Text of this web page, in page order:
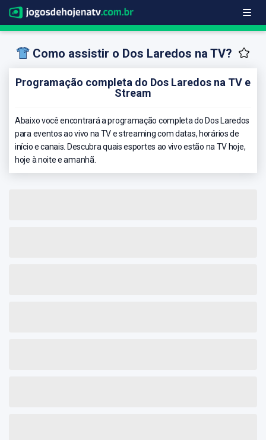
Como assistir o Dos Laredos na TV?
Programação completa do Dos Laredos na TV e
Stream
Abaixo você encontrará a programação completa do Dos Laredos
para eventos ao vivo na TV e streaming com datas, horários de
início e canais. Descubra quais esportes ao vivo estão na TV hoje,
hoje à noite e amanhã.